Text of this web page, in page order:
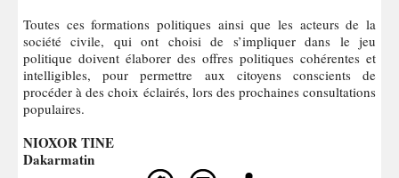
Toutes ces formations politiques ainsi que les acteurs de la
société civile, qui ont choisi de s’impliquer dans le jeu
politique doivent élaborer des offres politiques cohérentes et
intelligibles, pour permettre aux citoyens conscients de
procéder à des choix éclairés, lors des prochaines consultations
populaires.
NIOXOR TINE
Dakarmatin